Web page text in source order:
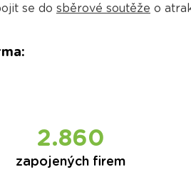
se do sběrové soutěže o
:
2.860
zapojených firem